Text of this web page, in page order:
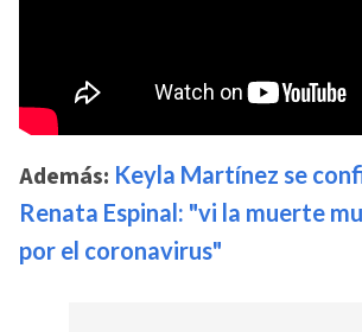
Además: Keyla Martínez se
Renata Espinal: "vi la muerte
por el coronavirus"